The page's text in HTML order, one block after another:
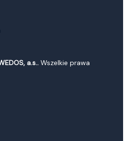
a.s.. Wszelkie prawa